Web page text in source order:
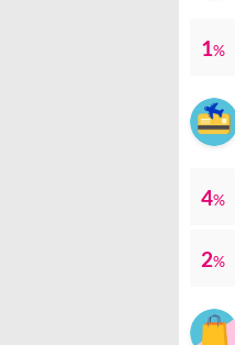
1%
4%
2%